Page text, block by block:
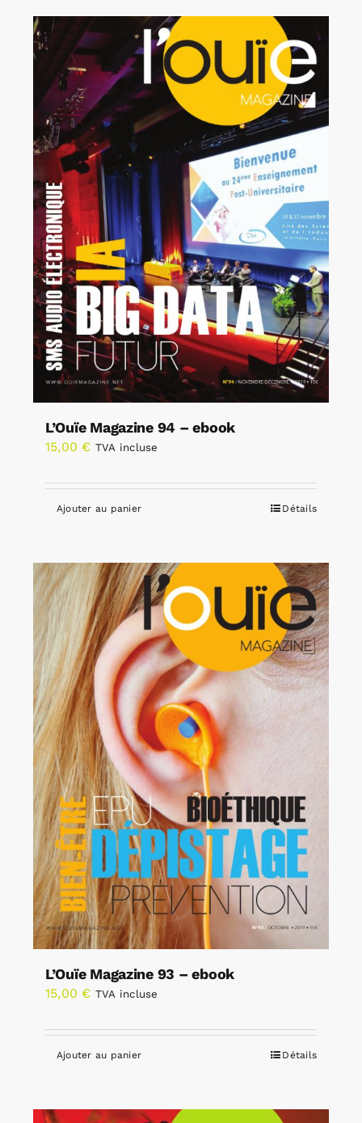
L’Ouïe Magazine 94 – ebook
15,00 € TVA incluse
Ajouter au panier Détails
L’Ouïe Magazine 93 – ebook
15,00 € TVA incluse
Ajouter au panier Détails